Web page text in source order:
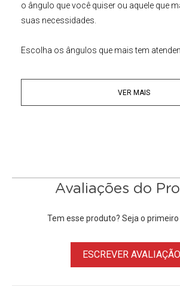
o ângulo que você quiser ou aquele que
suas necessidades.
Escolha os ângulos que mais tem
Principais Características:VER MAIS
Avaliações do
Tem esse produto? Seja o primeiro
ESCREVER